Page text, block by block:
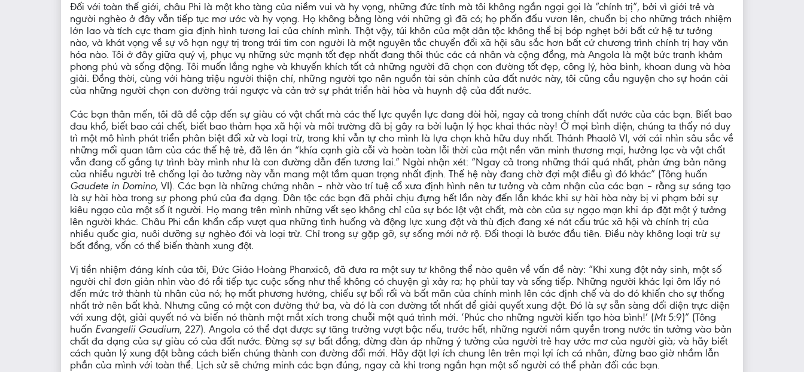
Đối với toàn thế giới, châu Phi là một kho tàng của niềm vui và hy vọng, những đức tính mà tôi không ngần ngại gọi là “chính trị”, bởi vì giới trẻ và
người nghèo ở đây vẫn tiếp tục mơ ước và hy vọng. Họ không bằng lòng với những gì đã có; họ phấn đấu vươn lên, chuẩn bị cho những trách nhiệm
lớn lao và tích cực tham gia định hình tương lai của chính mình. Thật vậy, túi khôn của một dân tộc không thể bị bóp nghẹt bởi bất cứ hệ tư tưởng
nào, và khát vọng về sự vô hạn ngự trị trong trái tim con người là một nguyên tắc chuyển đổi xã hội sâu sắc hơn bất cứ chương trình chính trị hay văn
hóa nào. Tôi ở đây giữa quý vị, phục vụ những sức mạnh tốt đẹp nhất đang thôi thúc các cá nhân và cộng đồng, mà Angola là một bức tranh khảm
phong phú và sống động. Tôi muốn lắng nghe và khuyến khích tất cả những người đã chọn con đường tốt đẹp, công lý, hòa bình, khoan dung và hòa
giải. Đồng thời, cùng với hàng triệu người thiện chí, những người tạo nên nguồn tài sản chính của đất nước này, tôi cũng cầu nguyện cho sự hoán cải
của những người chọn con đường trái ngược và cản trở sự phát triển hài hòa và huynh đệ của đất nước.
Các bạn thân mến, tôi đã đề cập đến sự giàu có vật chất mà các thế lực quyền lực đang đòi hỏi, ngay cả trong chính đất nước của các bạn. Biết bao
đau khổ, biết bao cái chết, biết bao thảm họa xã hội và môi trường đã bị gây ra bởi luận lý học khai thác này! Ở mọi bình diện, chúng ta thấy nó duy
trì một mô hình phát triển phân biệt đối xử và loại trừ, trong khi vẫn tự cho mình là lựa chọn khả hữu duy nhất. Thánh Phaolô VI, với cái nhìn sâu sắc về
những mối quan tâm của các thế hệ trẻ, đã lên án “khía cạnh già cỗi và hoàn toàn lỗi thời của một nền văn minh thương mại, hưởng lạc và vật chất
vẫn đang cố gắng tự trình bày mình như là con đường dẫn đến tương lai.” Ngài nhận xét: “Ngay cả trong những thái quá nhất, phản ứng bản năng
của nhiều người trẻ chống lại ảo tưởng này vẫn mang một tầm quan trọng nhất định. Thế hệ này đang chờ đợi một điều gì đó khác” (Tông huấn
Gaudete in Domino, VI). Các bạn là những chứng nhân – nhờ vào trí tuệ cổ xưa định hình nên tư tưởng và cảm nhận của các bạn – rằng sự sáng tạo
là sự hài hòa trong sự phong phú của đa dạng. Dân tộc các bạn đã phải chịu đựng hết lần này đến lần khác khi sự hài hòa này bị vi phạm bởi sự
kiêu ngạo của một số ít người. Họ mang trên mình những vết sẹo không chỉ của sự bóc lột vật chất, mà còn của sự ngạo mạn khi áp đặt một ý tưởng
lên người khác. Châu Phi cần khẩn cấp vượt qua những tình huống và động lực xung đột và thù địch đang xé nát cấu trúc xã hội và chính trị của
nhiều quốc gia, nuôi dưỡng sự nghèo đói và loại trừ. Chỉ trong sự gặp gỡ, sự sống mới nở rộ. Đối thoại là bước đầu tiên. Điều này không loại trừ sự
bất đồng, vốn có thể biến thành xung đột.
Vị tiền nhiệm đáng kính của tôi, Đức Giáo Hoàng Phanxicô, đã đưa ra một suy tư không thể nào quên về vấn đề này: “Khi xung đột nảy sinh, một số
người chỉ đơn giản nhìn vào đó rồi tiếp tục cuộc sống như thể không có chuyện gì xảy ra; họ phủi tay và sống tiếp. Những người khác lại ôm lấy nó
đến mức trở thành tù nhân của nó; họ mất phương hướng, chiếu sự bối rối và bất mãn của chính mình lên các định chế và do đó khiến cho sự thống
nhất trở nên bất khả. Nhưng cũng có một con đường thứ ba, và đó là con đường tốt nhất để giải quyết xung đột. Đó là sự sẵn sàng đối diện trực diện
với xung đột, giải quyết nó và biến nó thành một mắt xích trong chuỗi một quá trình mới. ‘Phúc cho những người kiến tạo hòa bình!’ (Mt5:9)” (Tông
huấn Evangelii Gaudium, 227). Angola có thể đạt được sự tăng trưởng vượt bậc nếu, trước hết, những người nắm quyền trong nước tin tưởng vào bản
chất đa dạng của sự giàu có của đất nước. Đừng sợ sự bất đồng; đừng đàn áp những ý tưởng của người trẻ hay ước mơ của người già; và hãy biết
cách quản lý xung đột bằng cách biến chúng thành con đường đổi mới. Hãy đặt lợi ích chung lên trên mọi lợi ích cá nhân, đừng bao giờ nhầm lẫn
phần của mình với toàn thể. Lịch sử sẽ chứng minh các bạn đúng, ngay cả khi trong ngắn hạn một số người có thể phản đối các bạn.